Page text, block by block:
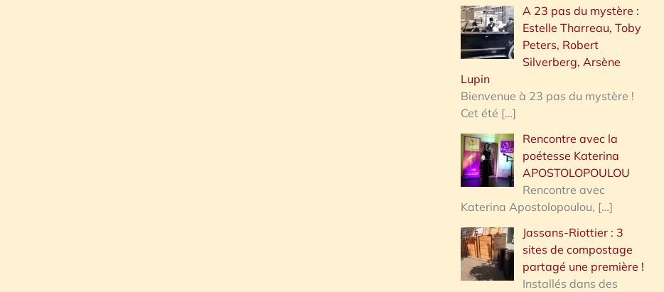
A 23 pas du mystère :
Estelle Tharreau, Toby
Peters, Robert
Silverberg, Arsène
Lupin
Bienvenue à 23 pas du mystère !
Cet été […]
Rencontre avec la
poétesse Katerina
APOSTOLOPOULOU
Rencontre avec
Katerina Apostolopoulou, […]
Jassans-Riottier : 3
sites de compostage
partagé une première !
Installés dans des